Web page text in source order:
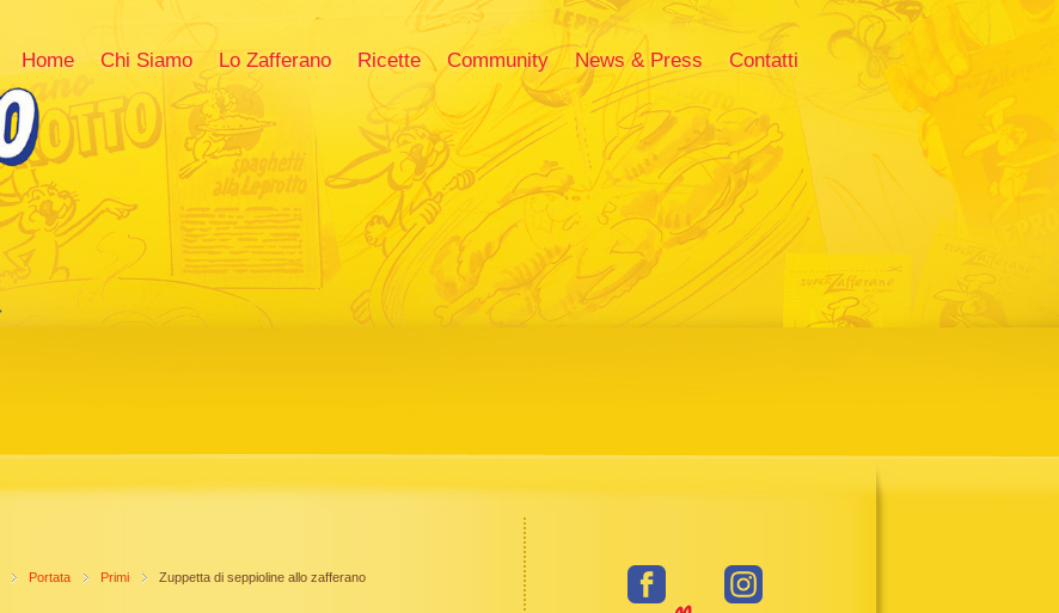
Home Chi Siamo Lo Zafferano Ricette Community News & Press Contatti
Portata Primi Zuppetta di seppioline allo zafferano